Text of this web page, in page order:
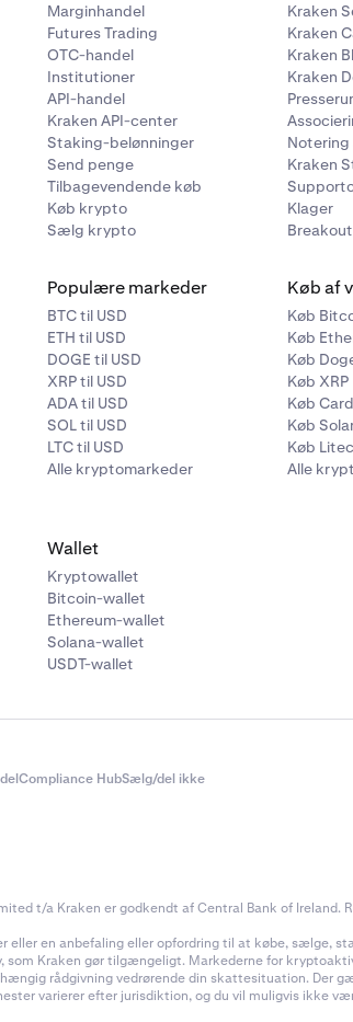
Marginhandel
Futures Trading
OTC-handel
Institutioner
API-handel
Kraken API-center
Staking-belønninger
Send penge
Tilbagevendende køb
Køb krypto
Sælg krypto
Kraken
Kraken
Kraken
Kraken
Kraken
Klager
Populære markeder
BTC til USD
ETH til USD
DOGE til USD
XRP til USD
ADA til USD
SOL til USD
LTC til USD
Alle kryptomarkeder
Køb af
Køb
Køb
Køb
Køb XRP
Køb
Køb
Køb
Alle
Wallet
Kryptowallet
Bitcoin-wallet
Ethereum-wallet
Solana-wallet
USDT-wallet
Compliance HubSælg/del ikke
t/a Kraken er godkendt af Central Bank of Ireland.
en anbefaling eller opfordring til at købe, sælge,
Kraken gør tilgængeligt. Markederne for
rådgivning vedrørende din skattesituation. Der
varierer efter jurisdiktion, og du vil muligvis ikke